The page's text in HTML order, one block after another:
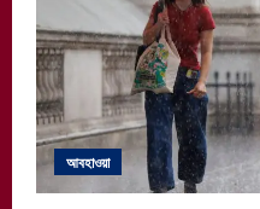
আবহাওয়া